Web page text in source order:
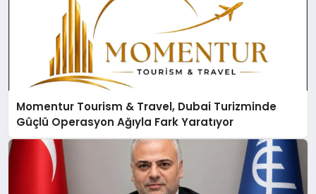
Momentur Tourism & Travel, Dubai Turizminde
Güçlü Operasyon Ağıyla Fark Yaratıyor